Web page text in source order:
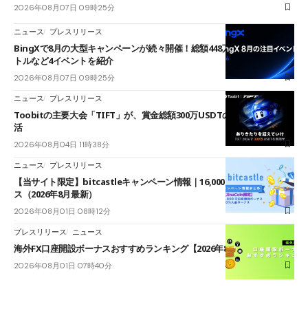
2026年08月07日 09時25分
ニュース プレスリリース
BingXで8月の大型キャンペーンが続々開催！総額448万USDT超のAIバ
トルなど4イベントを紹介
2026年08月07日 09時25分
ニュース プレスリリース
Toobitの主要大会「TIFT」が、賞金総額300万USDTのレースとして復
活
2026年08月04日 11時38分
ニュース プレスリリース
【当サイト限定】bitcastleキャンペーン情報｜16,000円口座開設ボーナ
ス（2026年8月最新）
2026年08月01日 08時12分
プレスリリース ニュース
海外FX口座開設ボーナスおすすめランキング【2026年8月最新】
2026年08月01日 07時40分